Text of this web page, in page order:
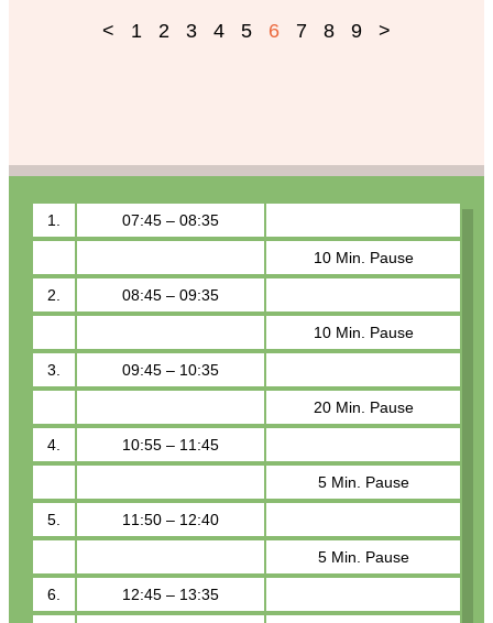
< 1 2 3 4 5 6 7 8 9 >
1. 07:45 – 08:35
10 Min. Pause
2. 08:45 – 09:35
10 Min. Pause
3. 09:45 – 10:35
20 Min. Pause
4. 10:55 – 11:45
5 Min. Pause
5. 11:50 – 12:40
5 Min. Pause
6. 12:45 – 13:35